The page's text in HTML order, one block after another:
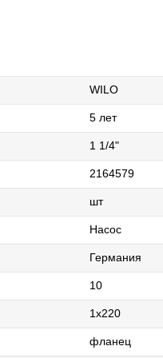
WILO
5 лет
1 1/4"
2164579
шт
Насос
Германия
10
1х220
фланец